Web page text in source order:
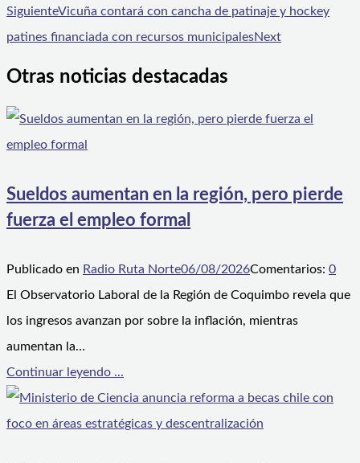
SiguienteVicuña contará con cancha de patinaje y hockey
patines financiada con recursos municipalesNext
Otras noticias destacadas
Sueldos aumentan en la región, pero pierde
fuerza el empleo formal
Publicado en Radio Ruta Norte06/08/2026Comentarios: 0
El Observatorio Laboral de la Región de Coquimbo revela que
los ingresos avanzan por sobre la inflación, mientras
aumentan la…
Continuar leyendo ...